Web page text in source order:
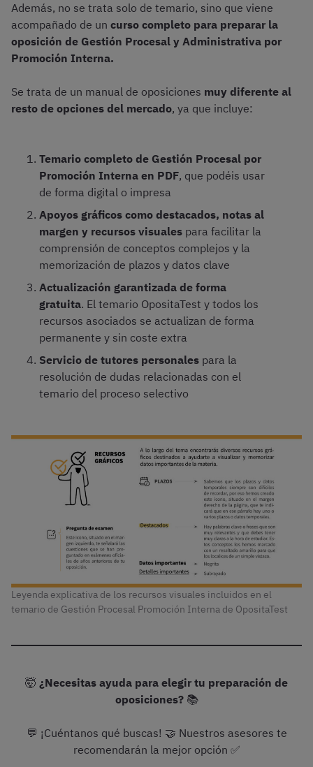
Además, no se trata solo de temario, sino que viene
acompañado de un curso completo para preparar la
oposición de Gestión Procesal y Administrativa por
Promoción Interna.
Se trata de un manual de oposiciones muy diferente al
resto de opciones del mercado, ya que incluye:
Temario completo de Gestión Procesal por
Promoción Interna en PDF, que podéis usar
de forma digital o impresa
Apoyos gráficos como destacados, notas al
margen y recursos visuales para facilitar la
comprensión de conceptos complejos y la
memorización de plazos y datos clave
Actualización garantizada de forma
gratuita. El temario OpositaTest y todos los
recursos asociados se actualizan de forma
permanente y sin coste extra
Servicio de tutores personales para la
resolución de dudas relacionadas con el
temario del proceso selectivo
Leyenda explicativa de los recursos visuales incluidos en el
temario de Gestión Procesal Promoción Interna de OpositaTest
🤯 ¿Necesitas ayuda para elegir tu preparación de
oposiciones?📚
💬 ¡Cuéntanos qué buscas! 🤝 Nuestros asesores te
recomendarán la mejor opción ✅